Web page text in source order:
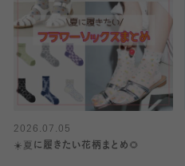
2026.07.05
☀️夏に履きたい花柄まとめ🌻